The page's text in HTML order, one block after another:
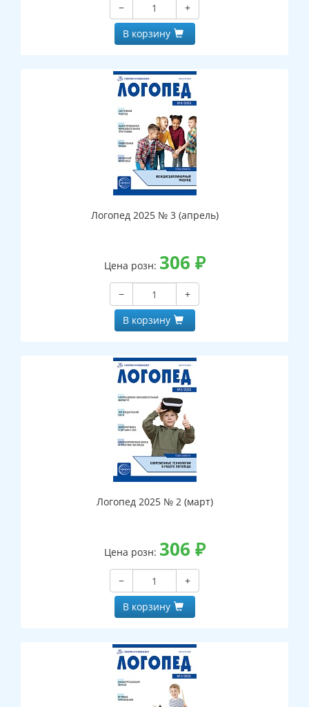
−
+
В корзину
Логопед 2025 № 3 (апрель)
Цена розн: 306 ₽
−
+
В корзину
Логопед 2025 № 2 (март)
Цена розн: 306 ₽
−
+
В корзину